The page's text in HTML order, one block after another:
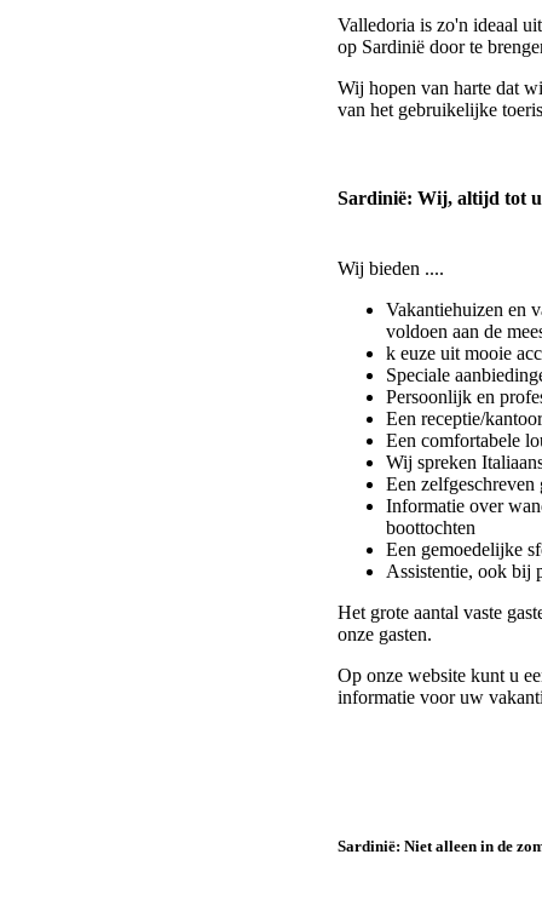
Valledoria is zo'n ideaal
op Sardinië door te
Wij hopen van harte dat
van het gebruikelijke
Sardinië: Wij, altijd tot
Wij bieden ....
Vakantiehuizen en
voldoen aan de
k euze uit mooie
Speciale
Persoonlijk en
Een receptie/
Een comfortabele
Wij spreken
Een
Informatie over
boottochten
Een gemoedelijke
Assistentie, ook bij
Het grote aantal vaste
onze gasten.
Op onze website kunt u
informatie voor uw
Sardinië: Niet alleen in de